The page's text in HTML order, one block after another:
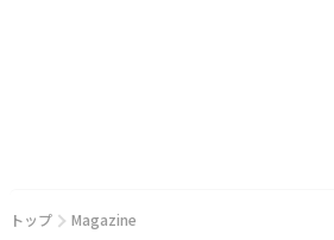
トップ Magazine